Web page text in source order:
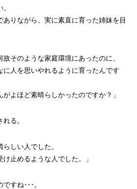
ありながら、実に素直に育った姉妹を目
故そのような家庭環境にあったのに、
に人を思いやれるように育ったんです
よほど素晴らしかったのですか？」
る。
らしい人でした。
止めるような人でした。」
すね･･･。